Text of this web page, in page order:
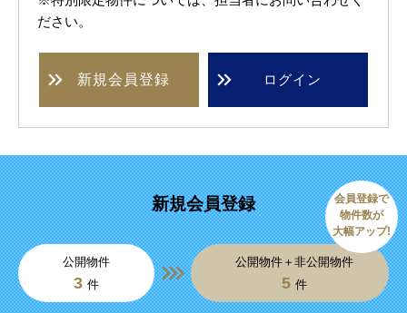
ださい。
新規会員登録 ログイン
新規会員登録
公開物件
3 件
公開物件＋非公開物件
5 件
会員登録で
物件数が
大幅アップ!